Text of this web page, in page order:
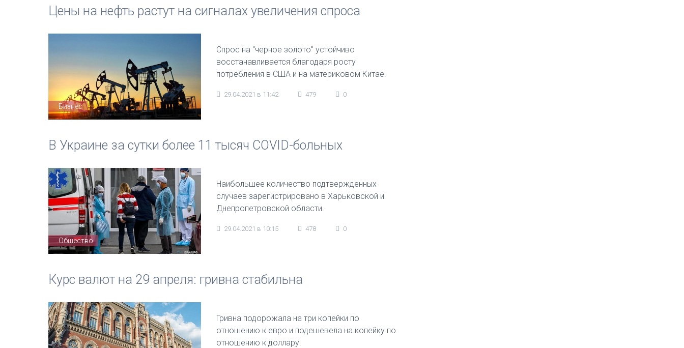
Цены на нефть растут на сигналах увеличения спроса
Бизнес
Спрос на "черное золото" устойчиво
восстанавливается благодаря росту
потребления в США и на материковом Китае.
29.04.2021 в 11:42 479 0
В Украине за сутки более 11 тысяч COVID-больных
Общество
Наибольшее количество подтвержденных
случаев зарегистрировано в Харьковской и
Днепропетровской области.
29.04.2021 в 10:15 478 0
Курс валют на 29 апреля: гривна стабильна
Гривна подорожала на три копейки по
отношению к евро и подешевела на копейку по
отношению к доллару.